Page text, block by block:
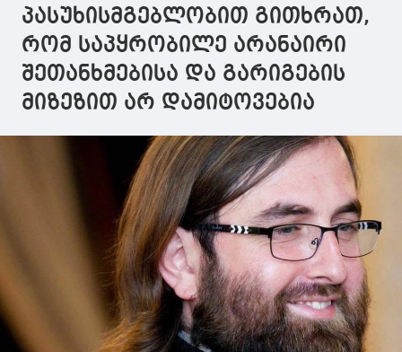
პასუხისმგებლობით გითხრათ,
რომ საპყრობილე არანაირი
შეთანხმებისა და გარიგების
მიზეზით არ დამიტოვებია